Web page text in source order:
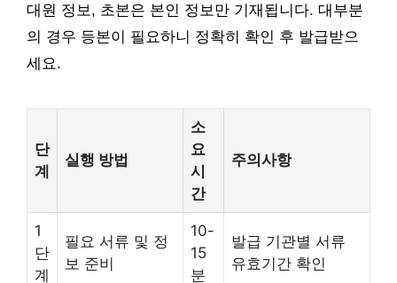
대원 정보, 초본은 본인 정보만 기재됩니다. 대부분
의 경우 등본이 필요하니 정확히 확인 후 발급받으
세요.
단
계
실행 방법
소
요
시
간
주의사항
1
단
계
필요 서류 및 정
보 준비
10-
15
분
발급 기관별 서류
유효기간 확인